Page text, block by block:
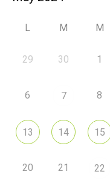
L M M
29 30 1
6 7 8
13 14 15
20 21 22